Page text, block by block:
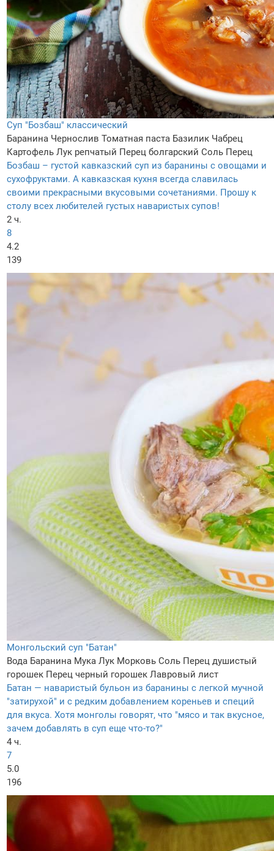
Суп "Бозбаш" классический
Баранина Чернослив Томатная паста Базилик Чабрец
Картофель Лук репчатый Перец болгарский Соль Перец
Бозбаш – густой кавказский суп из баранины с овощами и
сухофруктами. А кавказская кухня всегда славилась
своими прекрасными вкусовыми сочетаниями. Прошу к
столу всех любителей густых наваристых супов!
2 ч.
8
4.2
139
Монгольский суп "Батан"
Вода Баранина Мука Лук Морковь Соль Перец душистый
горошек Перец черный горошек Лавровый лист
Батан — наваристый бульон из баранины с легкой мучной
"затирухой" и с редким добавлением кореньев и специй
для вкуса. Хотя монголы говорят, что "мясо и так вкусное,
зачем добавлять в суп еще что-то?"
4 ч.
7
5.0
196